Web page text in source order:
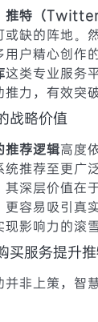
推特（Twitter
或缺的阵地。
户精心创作
这类专业服务
力，有效突
战略价值
推荐逻辑高度
推荐至更广
其深层价值在
更容易吸引真
影响力的滚
买服务提升
并非上策，智